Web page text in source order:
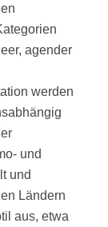
agender
werden
und
und
Ländern
aus, etwa